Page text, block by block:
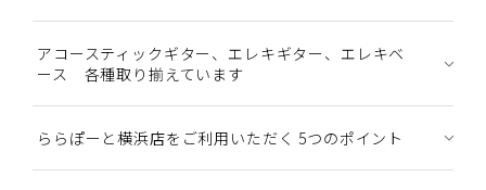
アコースティックギター、エレキギター、エレキベ
ース 各種取り揃えています
ららぽーと横浜店をご利用いただく 5つのポイント